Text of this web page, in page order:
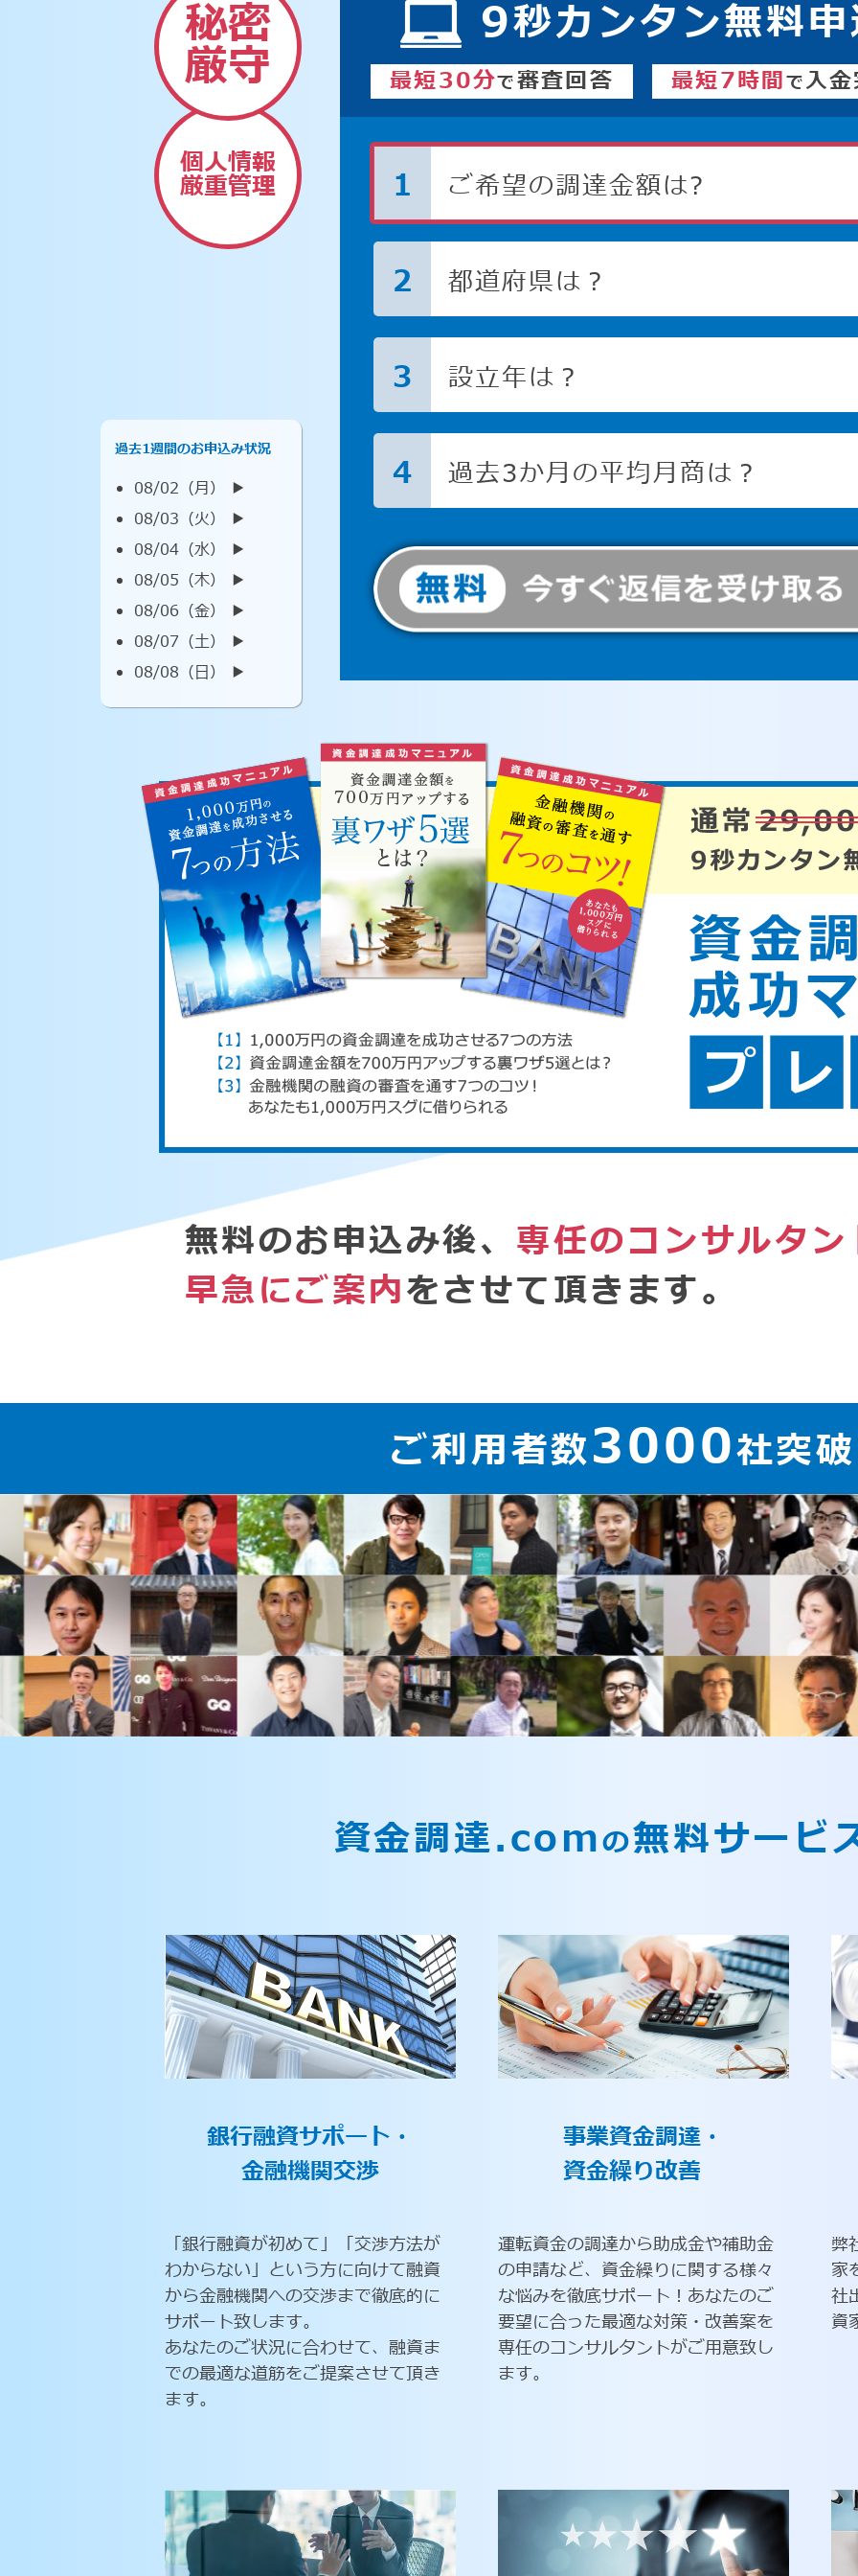
秘密
厳守
個人情報
厳重管理
過去1週間のお申込み状況
08/02（月） ▶︎
08/03（火） ▶︎
08/04（水） ▶︎
08/05（木） ▶︎
08/06（金） ▶︎
08/07（土） ▶︎
08/08（日） ▶︎
9秒カンタン無料
最短30分で審査回答 最短7時間で入
1 ご希望の調達金額は?
2 都道府県は？
3 設立年は？
4 過去3か月の平均月商は？
無料のお申込み後、 専任のコンサルタ
早急にご案内をさせて頂きます。
ご利用者数3000社突
資金調達.comの無料サービ
銀行融資サポート・
金融機関交渉
「銀行融資が初めて」「交渉方法が
わからない」という方に向けて融資
から金融機関への交渉まで徹底的に
サポート致します。
あなたのご状況に合わせて、融資ま
での最適な道筋をご提案させて頂き
ます。
事業資金調達・
資金繰り改善
運転資金の調達から助成金や補助金
の申請など、資金繰りに関する様々
な悩みを徹底サポート！あなたのご
要望に合った最適な対策・改善案を
専任のコンサルタントがご用意致し
ます。
弊
家
社
資